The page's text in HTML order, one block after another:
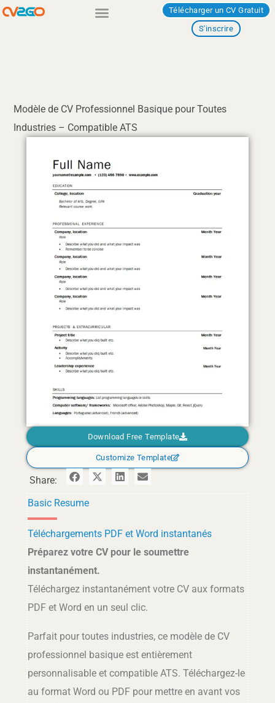
Aller
Télécharger un CV Gratuit
S'inscrire
Modèle de CV Professionnel Basique pour Toutes
Industries – Compatible ATS
Download Free Template
Customize Template
Share:
Basic Resume
Téléchargements PDF et Word instantanés
Préparez votre CV pour le soumettre
instantanément.
Téléchargez instantanément votre CV aux formats
PDF et Word en un seul clic.
Parfait pour toutes industries, ce modèle de CV
professionnel basique est entièrement
personnalisable et compatible ATS. Téléchargez-le
au format Word ou PDF pour mettre en avant vos